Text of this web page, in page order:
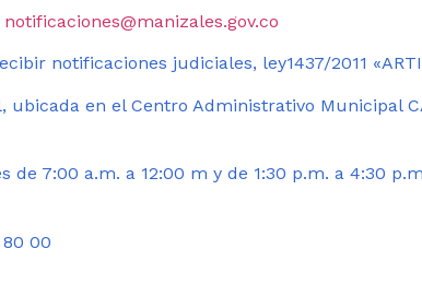
notificaciones@manizales.gov.co
notificaciones judiciales, ley1437/2011
ubicada en el Centro Administrativo Municipal
de 7:00 a.m. a 12:00 m y de 1:30 p.m. a 4:30
80 00